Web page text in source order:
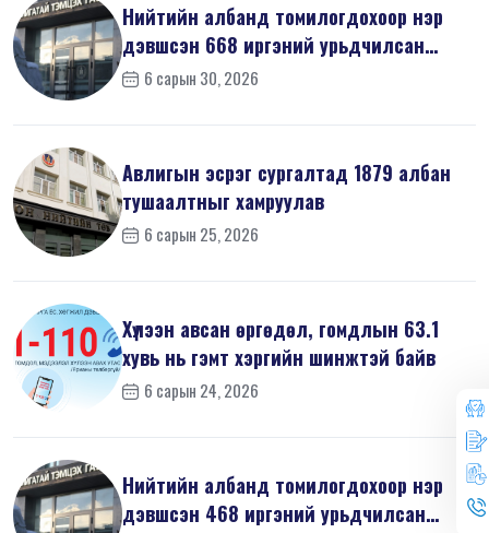
Нийтийн албанд томилогдохоор нэр
дэвшсэн 668 иргэний урьдчилсан
мэдүүл...
6 сарын 30, 2026
Авлигын эсрэг сургалтад 1879 албан
тушаалтныг хамруулав
6 сарын 25, 2026
Хүлээн авсан өргөдөл, гомдлын 63.1
хувь нь гэмт хэргийн шинжтэй байв
6 сарын 24, 2026
Нийтийн албанд томилогдохоор нэр
дэвшсэн 468 иргэний урьдчилсан